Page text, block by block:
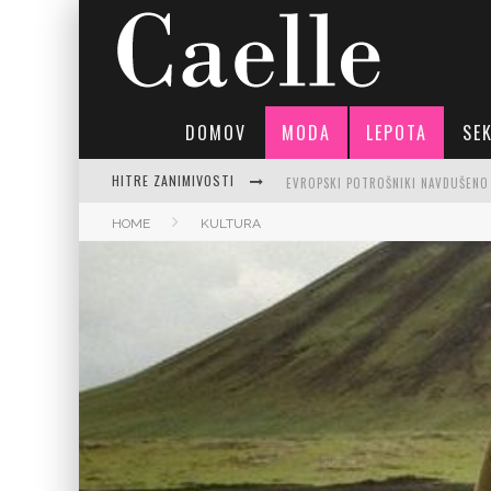
DOMOV MODA LEPOTA
HITRE ZANIMIVOSTI
PREPROSTA BUČKINA JUHA:
HOME KULTURA